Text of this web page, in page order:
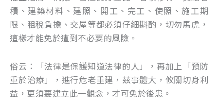
積、建築材料、建照、開工、完工、使照、施工期
限、租稅負擔、交屋等都必須仔細斟酌，切勿馬虎，
這樣才能免於遭到不必要的風險。
俗云：「法律是保護知道法律的人」，再加上「預防
重於治療」，進行危老重建，茲事體大，攸關切身利
益，更須要建立此一觀念，才可免於後患。